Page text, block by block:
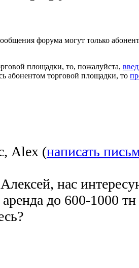
форума могут только
площадки, то, пожалуйста,
абонентом торговой площадки, то
Alex (написать
нас
до 600-1000